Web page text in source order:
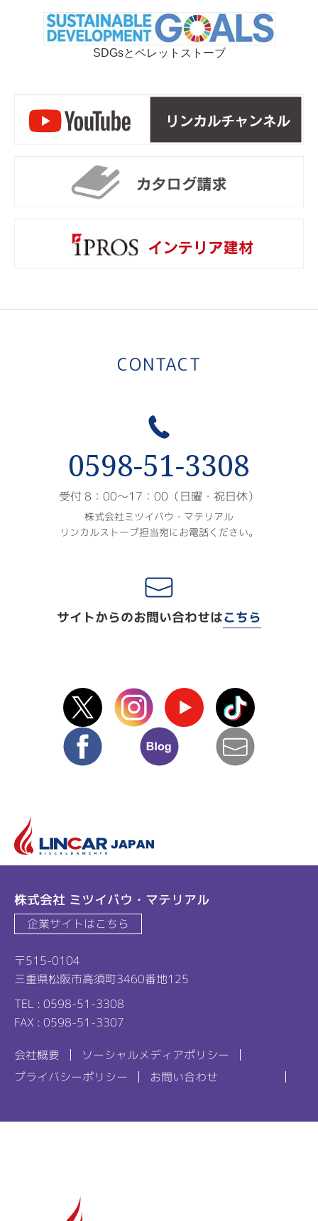
SDGsとペレットストーブ
CONTACT
0598-51-3308
受付 8：00〜17：00（日曜・祝日休）
株式会社ミツイバウ・マテリアル
リンカルストーブ担当宛にお電話ください。
サイトからのお問い合わせはこちら
X(Twitter) instagram Youtube
facebook
株式会社 ミツイバウ・マテリアル
企業サイトはこちら
〒515-0104
三重県松阪市高須町3460番地125
TEL : 0598-51-3308
FAX : 0598-51-3307
会社概要
ソーシャルメディアポリシー
プライバシーポリシー
お問い合わせ